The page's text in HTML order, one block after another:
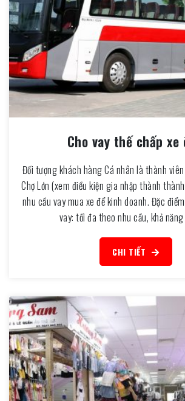
Cho vay thế chấp xe
Đối tượng khách hàng Cá nhân là thành
Chợ Lớn (xem điều kiện gia nhập thành
nhu cầu vay mua xe để kinh doanh. Đặc
vay: tối đa theo nhu cầu, khả
CHI TIẾT